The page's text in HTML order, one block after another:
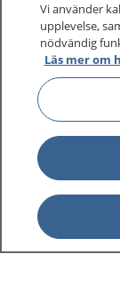
1177 på flera
Om 1177
Kontakt
Behandling av
Hantering av
Vi använder
upplevelse,
nödvändig
Läs mer om